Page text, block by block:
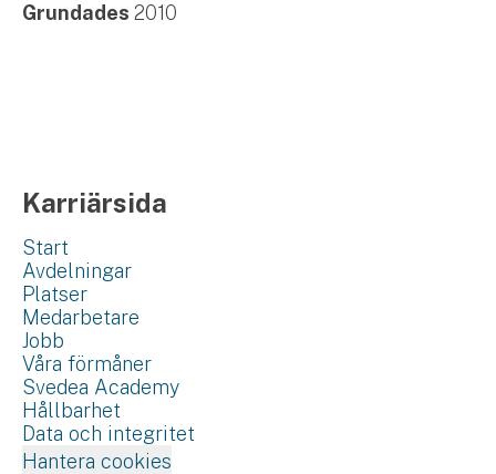
Grundades 2010
Karriärsida
Start
Avdelningar
Platser
Medarbetare
Jobb
Våra förmåner
Svedea Academy
Hållbarhet
Data och integritet
Hantera cookies